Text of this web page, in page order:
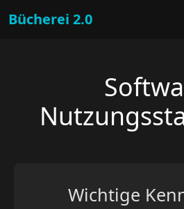
Bücherei 2.0
Wichtige